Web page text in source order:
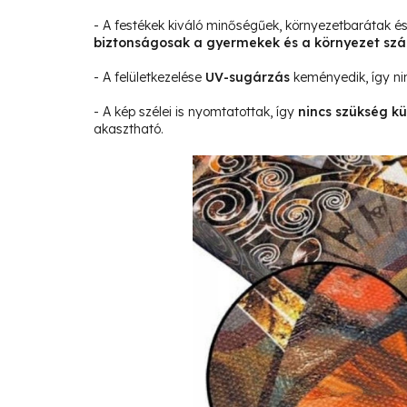
- A festékek kiváló minőségűek, környezetbarátak
biztonságosak a gyermekek és a környezet
- A felületkezelése UV-sugárzás keményedik, így
- A kép szélei is nyomtatottak, így nincs szükség
akasztható.